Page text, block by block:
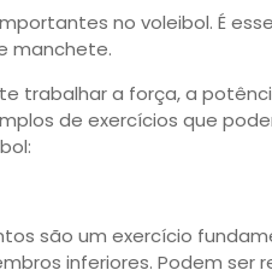
no voleibol. É
manchete.
trabalhar a força, a
de exercícios que
são um exercício
inferiores. Podem ser